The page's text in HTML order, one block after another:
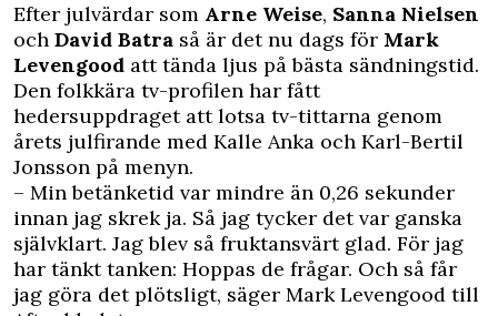
Efter julvärdar som Arne Weise, Sanna Nielsen
och David Batra så är det nu dags för Mark
Levengood att tända ljus på bästa sändningstid.
Den folkkära tv-profilen har fått
hedersuppdraget att lotsa tv-tittarna genom
årets julfirande med Kalle Anka och Karl-Bertil
Jonsson på menyn.
– Min betänketid var mindre än 0,26 sekunder
innan jag skrek ja. Så jag tycker det var ganska
självklart. Jag blev så fruktansvärt glad. För jag
har tänkt tanken: Hoppas de frågar. Och så får
jag göra det plötsligt, säger Mark Levengood till